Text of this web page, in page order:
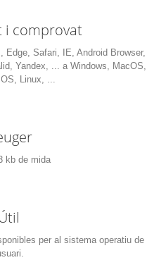
i comprovat
Edge, Safari, IE, Android Browser,
Yandex, ... a Windows, MacOS,
Linux, ...
kb de mida
per al sistema operatiu de